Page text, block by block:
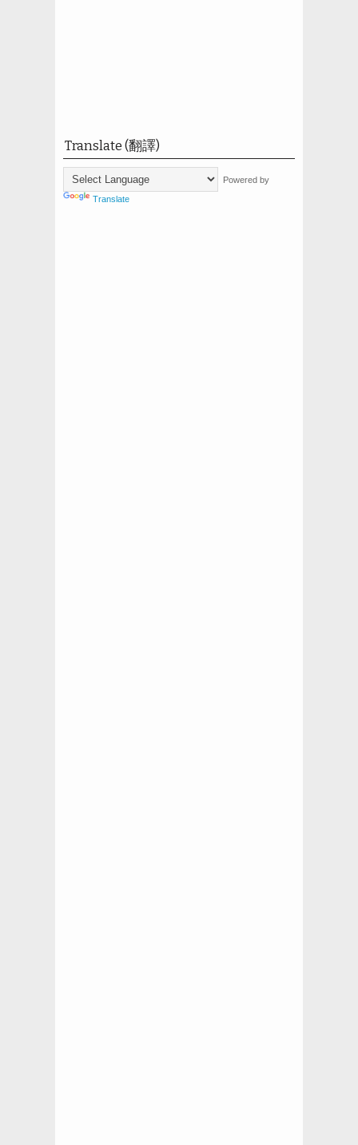
Translate (翻譯)
Powered by
Translate